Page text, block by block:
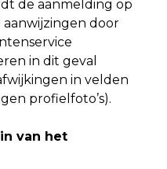
de aanmelding op
aanwijzingen door
in dit geval
in velden
profielfoto’s).
van het